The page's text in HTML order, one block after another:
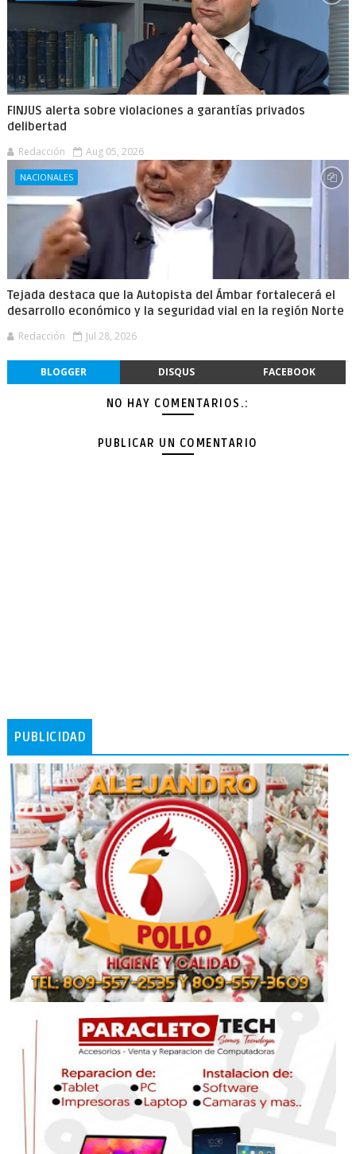
FINJUS alerta sobre violaciones a garantías privados
delibertad
Redacción Aug 05, 2026
NACIONALES
Tejada destaca que la Autopista del Ámbar fortalecerá el
desarrollo económico y la seguridad vial en la región Norte
Redacción Jul 28, 2026
BLOGGER DISQUS FACEBOOK
NO HAY COMENTARIOS.:
PUBLICAR UN COMENTARIO
PUBLICIDAD